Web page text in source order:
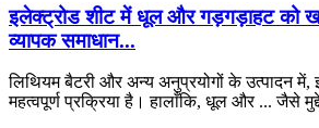
इलेक्ट्रोड शीट में धूल और गड़गड़ाहट को
व्यापक समाधान...
लिथियम बैटरी और अन्य अनुप्रयोगों के उत्पादन में,
महत्वपूर्ण प्रक्रिया है। हालाँकि, धूल और ... जैसे